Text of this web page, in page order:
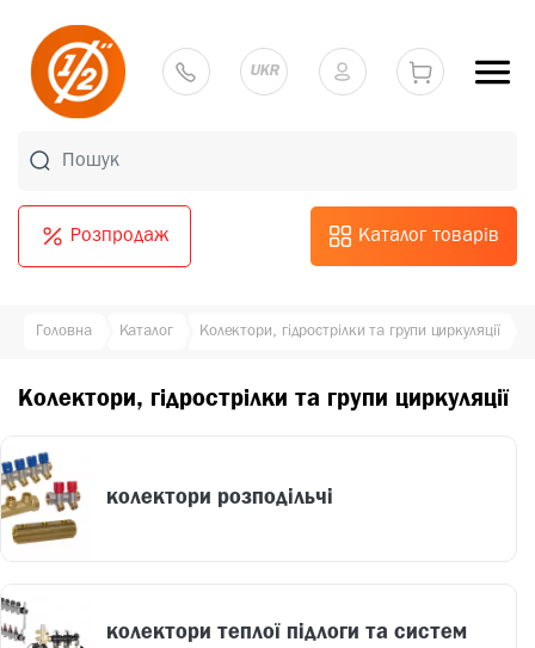
Розпродаж Каталог товарів
UKR
Головна Каталог Колектори, гідрострілки та групи циркуляції
Колектори, гідрострілки та групи циркуляції
колектори розподільчі
колектори теплої підлоги та систем